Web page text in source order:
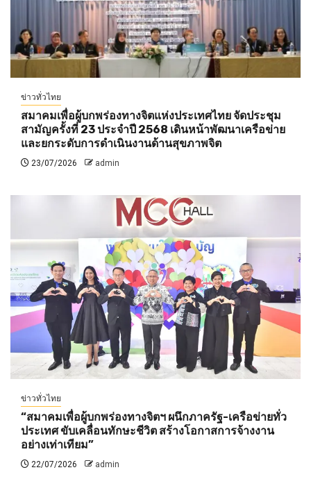
ข่าวทั่วไทย
สมาคมเพื่อผู้บกพร่องทางจิตแห่งประเทศไทย จัดประชุม
สามัญครั้งที่ 23 ประจำปี 2568 เดินหน้าพัฒนาเครือข่าย
และยกระดับการดำเนินงานด้านสุขภาพจิต
23/07/2026 admin
ข่าวทั่วไทย
“สมาคมเพื่อผู้บกพร่องทางจิตฯ ผนึกภาครัฐ-เครือข่ายทั่ว
ประเทศ ขับเคลื่อนทักษะชีวิต สร้างโอกาสการจ้างงาน
อย่างเท่าเทียม”
22/07/2026 admin